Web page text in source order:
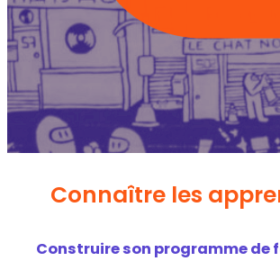
Connaître les
Construire son programme de